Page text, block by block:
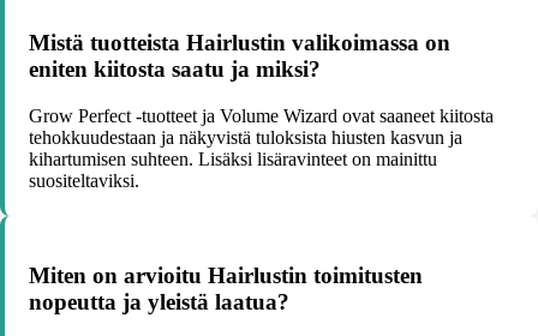
Mistä tuotteista Hairlustin valikoimassa on
eniten kiitosta saatu ja miksi?
Grow Perfect -tuotteet ja Volume Wizard ovat saaneet kiitosta
tehokkuudestaan ja näkyvistä tuloksista hiusten kasvun ja
kihartumisen suhteen. Lisäksi lisäravinteet on mainittu
suositeltaviksi.
Miten on arvioitu Hairlustin toimitusten
nopeutta ja yleistä laatua?